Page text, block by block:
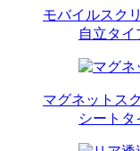
モバイルスク
自立タ
マグネットス
シート